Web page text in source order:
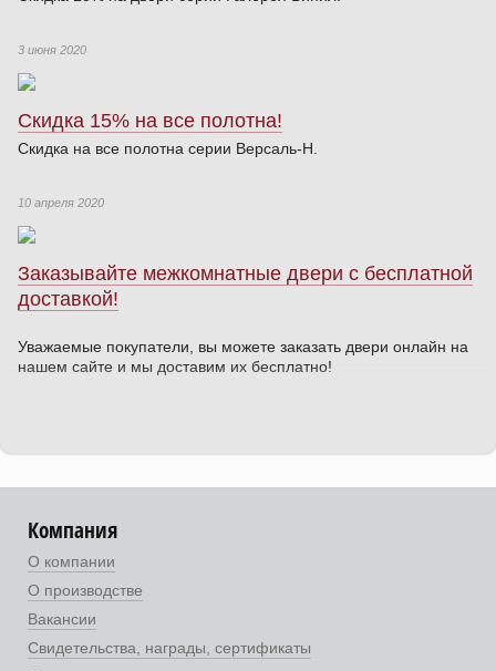
3 июня 2020
Скидка 15% на все полотна!
Скидка на все полотна серии Версаль-Н.
10 апреля 2020
Заказывайте межкомнатные двери с бесплатной
доставкой!
Уважаемые покупатели, вы можете заказать двери онлайн на
нашем сайте и мы доставим их бесплатно!
Компания
О компании
О производстве
Вакансии
Свидетельства, награды, сертификаты